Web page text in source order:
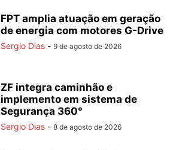
FPT amplia atuação em geração
de energia com motores G-Drive
Sergio Dias - 9 de agosto de 2026
ZF integra caminhão e
implemento em sistema de
Segurança 360°
Sergio Dias - 8 de agosto de 2026